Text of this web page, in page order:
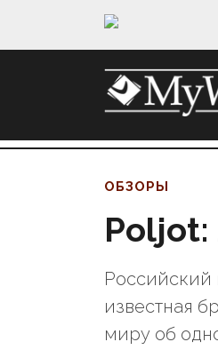
ОБЗОРЫ
Российский
известная
миру об